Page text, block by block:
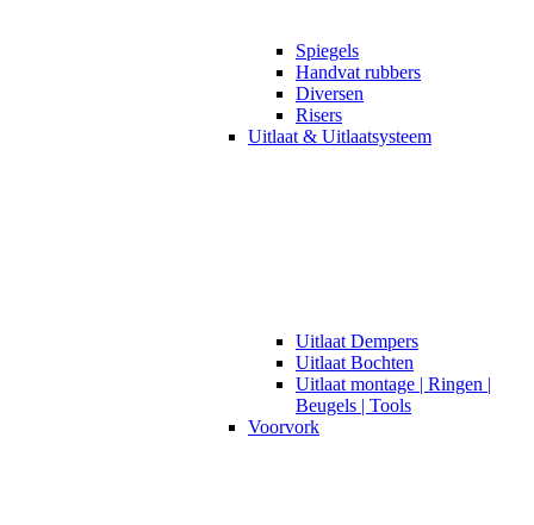
Spiegels
Handvat rubbers
Diversen
Risers
Uitlaat & Uitlaatsysteem
Uitlaat Dempers
Uitlaat Bochten
Uitlaat montage | Ringen |
Beugels | Tools
Voorvork